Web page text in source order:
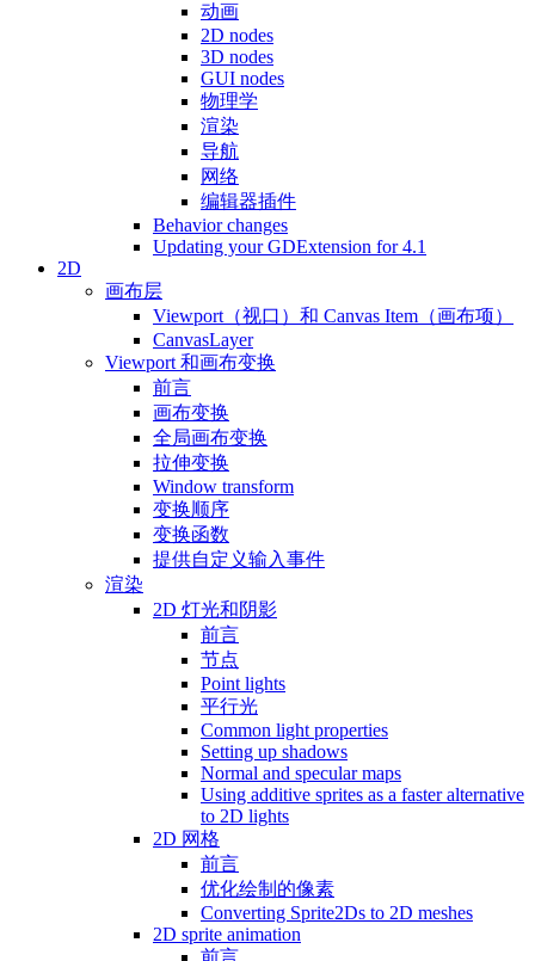
动画
2D nodes
3D nodes
GUI nodes
物理学
渲染
导航
网络
编辑器插件
Behavior changes
Updating your GDExtension for 4.1
2D
画布层
Viewport（视口）和 Canvas Item（画布项）
CanvasLayer
Viewport 和画布变换
前言
画布变换
全局画布变换
拉伸变换
Window transform
变换顺序
变换函数
提供自定义输入事件
渲染
2D 灯光和阴影
前言
节点
Point lights
平行光
Common light properties
Setting up shadows
Normal and specular maps
Using additive sprites as a faster alternative
to 2D lights
2D 网格
前言
优化绘制的像素
Converting Sprite2Ds to 2D meshes
2D sprite animation
前言